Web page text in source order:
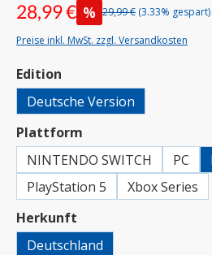
28,99 € % 29,99 € (3.33% gespart)
Preise inkl. MwSt. zzgl. Versandkosten
Edition
Deutsche Version
Plattform
NINTENDO SWITCH
PC
PlayStation 5
Xbox Series
Herkunft
Deutschland